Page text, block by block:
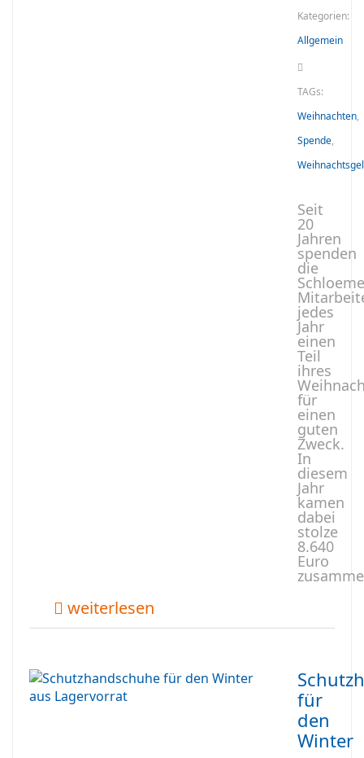
Kategorien:
Allgemein
TAGs:
Weihnachten,
Spende,
Seit
20
Jahren
spenden
die
jedes
Jahr
einen
Teil
ihres
für
einen
guten
Zweck.
In
diesem
Jahr
kamen
dabei
stolze
8.640
Euro
weiterlesen
für
den
Winter